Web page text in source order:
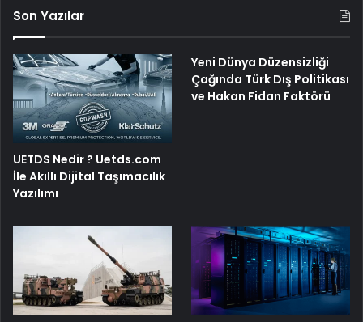
Son Yazılar
UETDS Nedir ? Uetds.com
İle Akıllı Dijital Taşımacılık
Yazılımı
Yeni Dünya Düzensizliği
Çağında Türk Dış Politikası
ve Hakan Fidan Faktörü